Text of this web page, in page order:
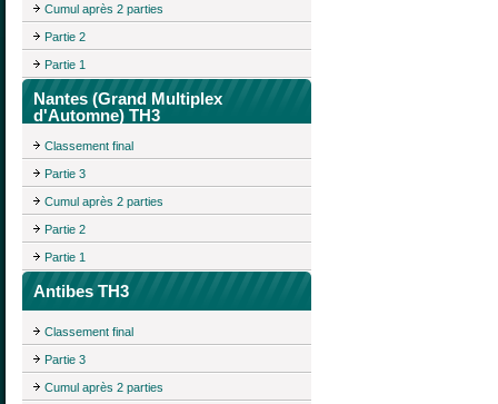
Cumul après 2 parties
Partie 2
Partie 1
Nantes (Grand Multiplex
d'Automne) TH3
Classement final
Partie 3
Cumul après 2 parties
Partie 2
Partie 1
Antibes TH3
Classement final
Partie 3
Cumul après 2 parties